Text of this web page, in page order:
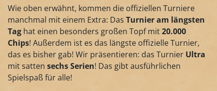
Wie oben erwähnt, kommen die offiziellen Turniere
manchmal mit einem Extra: Das Turnier am längsten
Tag hat einen besonders großen Topf mit20.000
Chips! Außerdem ist es das längste offizielle Turnier,
das es bisher gab! Wir präsentieren: das Turnier Ultra
mit satten sechs Serien! Das gibt ausführlichen
Spielspaß für alle!